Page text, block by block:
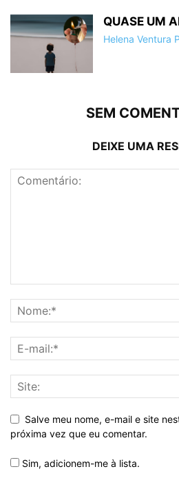
QUASE UM
Helena Ventura
SEM
DEIXE UMA
Salve meu nome, e-mail e site
próxima vez que eu comentar.
Sim, adicionem-me à lista.